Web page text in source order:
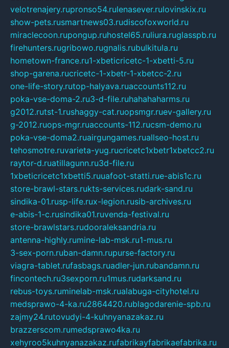
velotrenajery.rupronso54.rulenasever.rulovinskix.ru
show-pets.rusmartnews03.rudiscofoxworld.ru
miraclecoon.rupongup.ruhostel65.ruliura.ruglasspb.ru
firehunters.rugribowo.rugnalis.rubulkitula.ru
hometown-france.ru1-xbeticricetc-1-xbetti-5.ru
shop-garena.rucricetc-1-xbetr-1-xbetcc-2.ru
one-life-story.rutop-halyava.ruaccounts112.ru
poka-vse-doma-2.ru3-d-file.ruhahahaharms.ru
g2012.rutst-1.rushaggy-cat.ruopsmgr.ruev-gallery.ru
g-2012.ruops-mgr.ruaccounts-112.rucsm-demo.ru
poka-vse-doma2.ruairgungames.ruallseo-host.ru
tehosmotre.ruvarieta-yug.rucricetc1xbetr1xbetcc2.ru
raytor-d.ruatillagunn.ru3d-file.ru
1xbeticricetc1xbetti5.ruuafoot-statti.rue-abis1c.ru
store-brawl-stars.rukts-services.rudark-sand.ru
sindika-01.rusp-life.rux-legion.rusib-archives.ru
e-abis-1-c.rusindika01.ruvenda-festival.ru
store-brawlstars.rudooraleksandria.ru
antenna-highly.rumine-lab-msk.ru1-mus.ru
3-sex-porn.ruban-damn.rupurse-factory.ru
viagra-tablet.rufasbags.ruadler-jun.rubandamn.ru
fincontech.ru3sexporn.ru1mus.rudarksand.ru
rebus-toys.ruminelab-msk.rualabuga-cityhotel.ru
medsprawo-4-ka.ru2864420.rublagodarenie-spb.ru
zajmy24.rutovudyi-4-kuhnyanazakaz.ru
brazzerscom.rumedsprawo4ka.ru
xehyroo5kuhnyanazakaz.rufabrikayfabrikaefabrika.ru